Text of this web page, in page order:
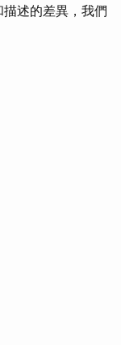
述的差異，我們